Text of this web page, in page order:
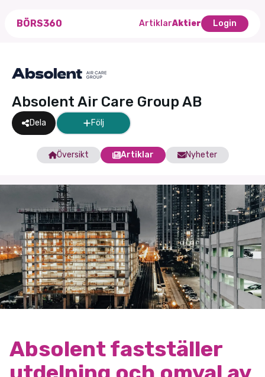
BÖRS360 ArtiklarAktier Login
Absolent Air Care Group AB
Dela Följ
Översikt Artiklar Nyheter
Absolent fastställer